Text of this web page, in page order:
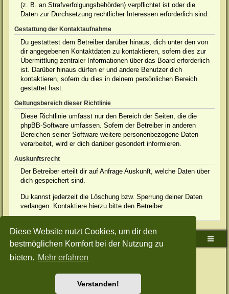
Diese Website nutzt Cookies, um dir den
bestmöglichen Komfort bei der Nutzung zu
bieten. Mehr erfahren
Verstanden!
(z. B. an Strafverfolgungsbehörden) verpflichtet ist oder die
Daten zur Durchsetzung rechtlicher Interessen erforderlich sind.
Gestattung der Kontaktaufnahme
Du gestattest dem Betreiber darüber hinaus, dich unter den von
dir angegebenen Kontaktdaten zu kontaktieren, sofern dies zur
Übermittlung zentraler Informationen über das Board erforderlich
ist. Darüber hinaus dürfen er und andere Benutzer dich
kontaktieren, sofern du dies in deinem persönlichen Bereich
gestattet hast.
Geltungsbereich dieser Richtlinie
Diese Richtlinie umfasst nur den Bereich der Seiten, die die
phpBB-Software umfassen. Sofern der Betreiber in anderen
Bereichen seiner Software weitere personenbezogene Daten
verarbeitet, wird er dich darüber gesondert informieren.
Auskunftsrecht
Der Betreiber erteilt dir auf Anfrage Auskunft, welche Daten über
dich gespeichert sind.
Du kannst jederzeit die Löschung bzw. Sperrung deiner Daten
verlangen. Kontaktiere hierzu bitte den Betreiber.
Sudden-Strike-Maps.de Hauptseite Foren-Übersicht
Powered byphpBB® Forum Software © phpBB Limited
Style: Green-Style-Split by Joyce&LunaphpBB-Style-Design
Nutzungsbedingungen